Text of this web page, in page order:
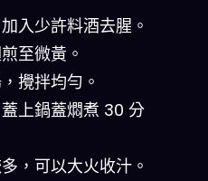
入少許料酒去腥。
至微黃。
攪拌均勻。
上鍋蓋燜煮 30 分
，可以大火收汁。